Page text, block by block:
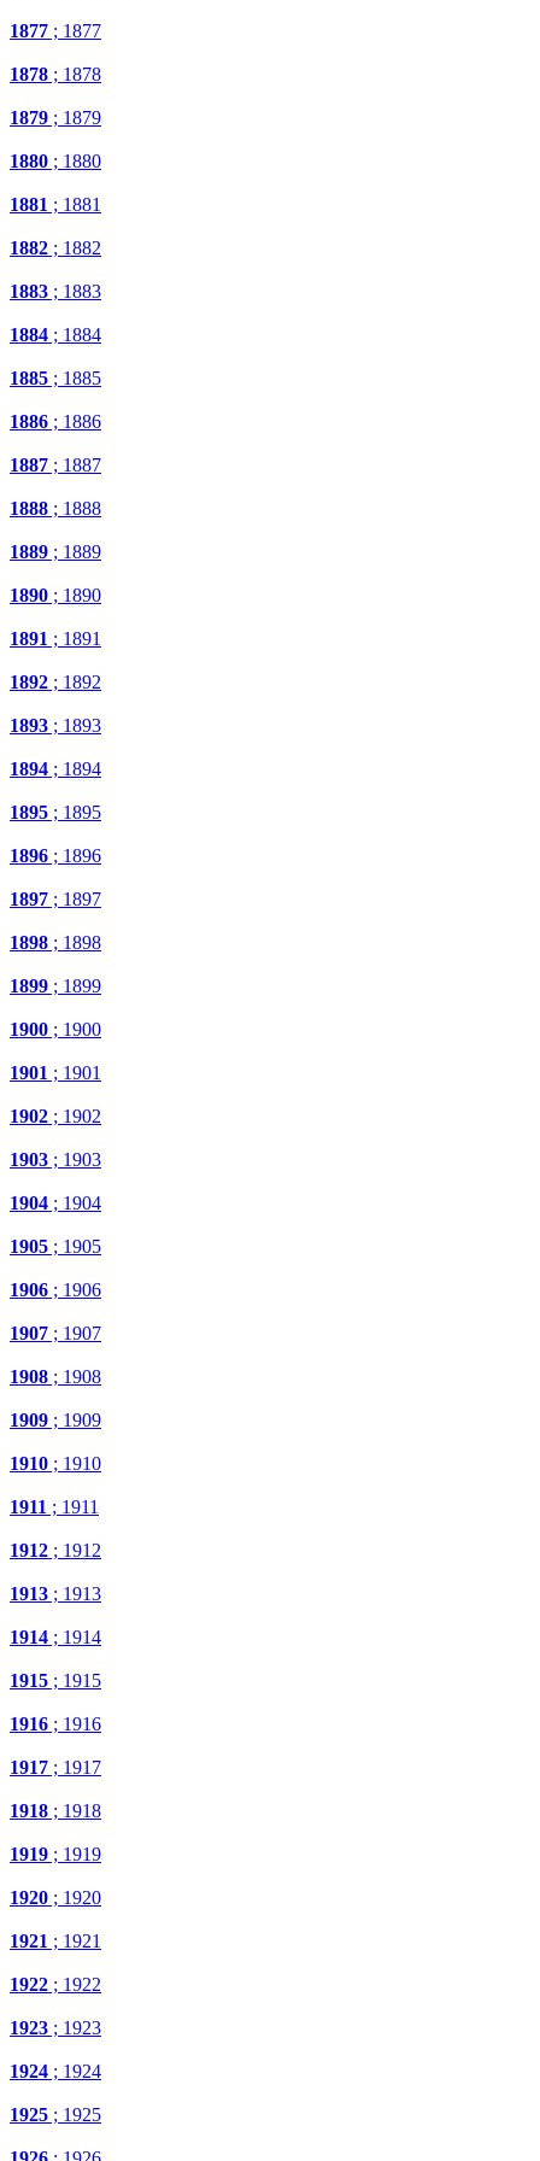
1877 ; 1877
1878 ; 1878
1879 ; 1879
1880 ; 1880
1881 ; 1881
1882 ; 1882
1883 ; 1883
1884 ; 1884
1885 ; 1885
1886 ; 1886
1887 ; 1887
1888 ; 1888
1889 ; 1889
1890 ; 1890
1891 ; 1891
1892 ; 1892
1893 ; 1893
1894 ; 1894
1895 ; 1895
1896 ; 1896
1897 ; 1897
1898 ; 1898
1899 ; 1899
1900 ; 1900
1901 ; 1901
1902 ; 1902
1903 ; 1903
1904 ; 1904
1905 ; 1905
1906 ; 1906
1907 ; 1907
1908 ; 1908
1909 ; 1909
1910 ; 1910
1911 ; 1911
1912 ; 1912
1913 ; 1913
1914 ; 1914
1915 ; 1915
1916 ; 1916
1917 ; 1917
1918 ; 1918
1919 ; 1919
1920 ; 1920
1921 ; 1921
1922 ; 1922
1923 ; 1923
1924 ; 1924
1925 ; 1925